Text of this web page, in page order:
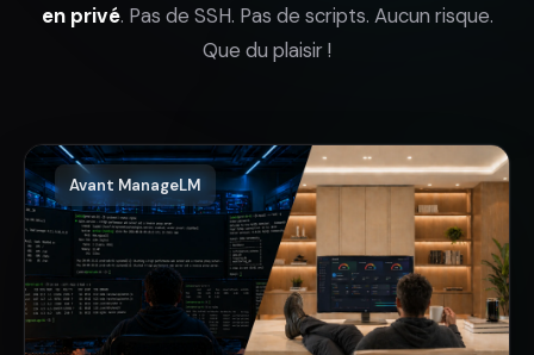
en privé. Pas de SSH. Pas de scripts. Aucun risque.
Que du plaisir !
Avant ManageLM